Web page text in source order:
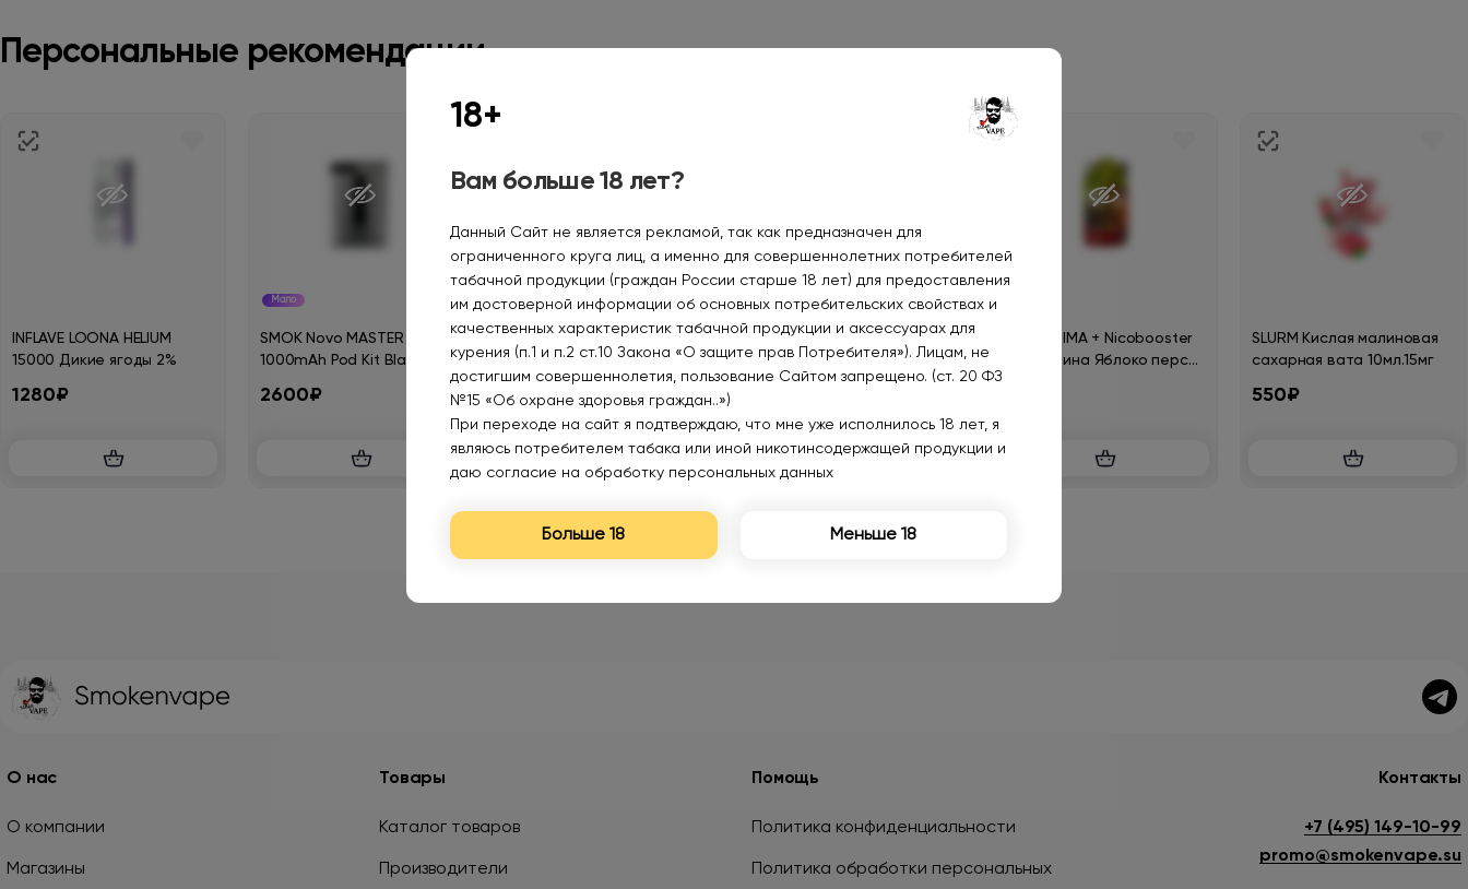
Персональные рекомендации
INFLAVE LOONA HELIUM
15000 Дикие ягоды 2%
1280₽
Мало
SMOK Novo MASTER
1000mAh Pod Kit Black Gun
2600₽
Мало
SUORIIN SE 800mAh Pod Kit
Dark Green LY-120-D
1400₽
Бумага сиг. ЗИГ-ЗАГ BLUE
(50пач.*50лист)
RELL ULTIMA + Nicobooster
б/никотина Яблоко персик
SLURM Кислая малиновая
сахарная вата 10мл.15мг
550₽
О нас
О компании
Магазины
Товары
Каталог товаров
Производители
Помощь
Политика конфиденциальности
Политика обработки персональных
Контакты
+7 (495) 149-10-99
promo@smokenvape.su
18+
Вам больше 18 лет?
Данный Сайт не является рекламой, так как предназначен для
ограниченного круга лиц, а именно для совершеннолетних потребителей
табачной продукции (граждан России старше 18 лет) для предоставления
им достоверной информации об основных потребительских свойствах и
качественных характеристик табачной продукции и аксессуарах для
курения (п.1 и п.2 ст.10 Закона «О защите прав Потребителя»). Лицам, не
достигшим совершеннолетия, пользование Сайтом запрещено. (ст. 20 ФЗ
№15 «Об охране здоровья граждан..»)
При переходе на сайт я подтверждаю, что мне уже исполнилось 18 лет, я
являюсь потребителем табака или иной никотинсодержащей продукции и
даю согласие на обработку персональных данных
Больше 18 Меньше 18